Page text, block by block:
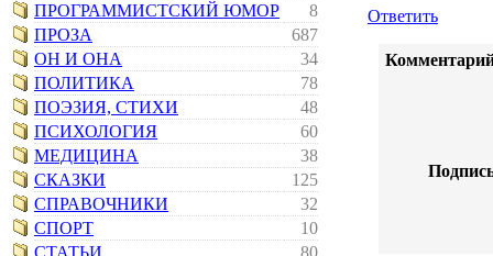
ПРОГРАММИСТСКИЙ ЮМОР
8
ПРОЗА
687
ОН И ОНА
34
ПОЛИТИКА
78
ПОЭЗИЯ, СТИХИ
48
ПСИХОЛОГИЯ
60
МЕДИЦИНА
38
СКАЗКИ
125
СПРАВОЧНИКИ
32
СПОРТ
10
СТАТЬИ
80
Ответить